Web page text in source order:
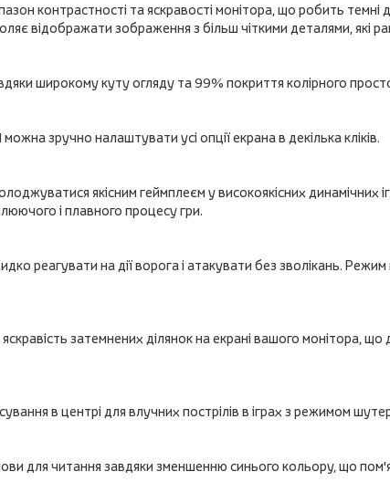
контрастності та яскравості монітора, що робить темні
відображати зображення з більш чіткими деталями, які
широкому куту огляду та 99% покриття колірного
зручно налаштувати усі опції екрана в декілька кліків.
якісним геймплеєм у високоякісних динамічних
і плавного процесу гри.
реагувати на дії ворога і атакувати без зволікань. Режим
затемнених ділянок на екрані вашого монітора,
в центрі для влучних пострілів в іграх з режимом
для читання завдяки зменшенню синього кольору, що